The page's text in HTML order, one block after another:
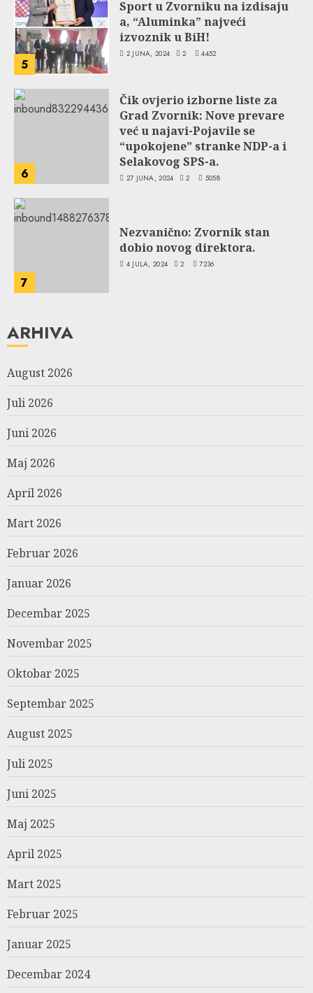
5
Sport u Zvorniku na izdisaju
a, “Aluminka” najveći
izvoznik u BiH!
2 JUNA, 2024 2 4452
6
Čik ovjerio izborne liste za
Grad Zvornik: Nove prevare
već u najavi-Pojavile se
“upokojene” stranke NDP-a i
Selakovog SPS-a.
27 JUNA, 2024 2 5058
7
Nezvanično: Zvornik stan
dobio novog direktora.
4 JULA, 2024 2 7236
ARHIVA
August 2026
Juli 2026
Juni 2026
Maj 2026
April 2026
Mart 2026
Februar 2026
Januar 2026
Decembar 2025
Novembar 2025
Oktobar 2025
Septembar 2025
August 2025
Juli 2025
Juni 2025
Maj 2025
April 2025
Mart 2025
Februar 2025
Januar 2025
Decembar 2024